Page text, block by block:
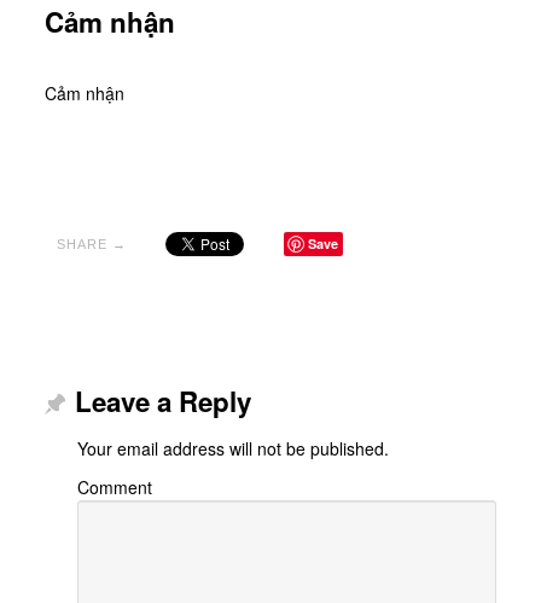
Cảm nhận
Cảm nhận
SHARE → Save
Leave a Reply
Your email address will not be published.
Comment